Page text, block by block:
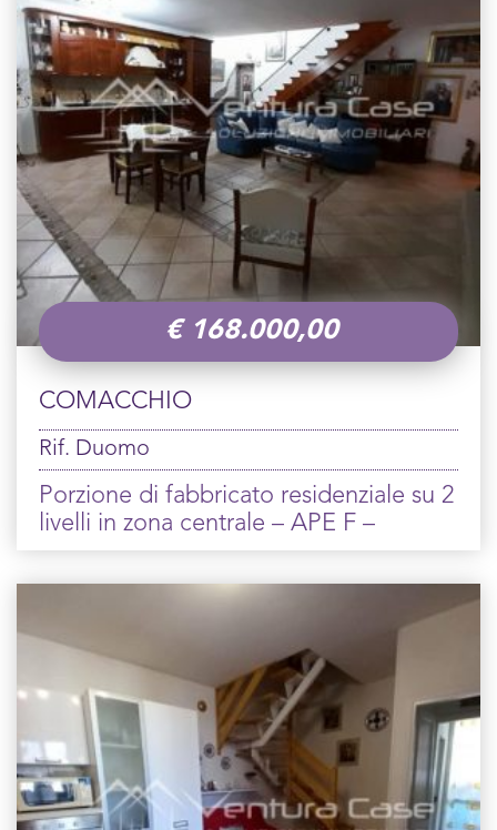
€168.000,00
COMACCHIO
Rif. Duomo
Porzione di fabbricato residenziale su 2
livelli in zona centrale – APE F –